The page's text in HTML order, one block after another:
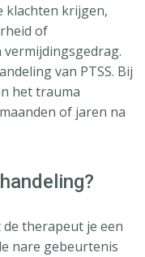
klachten krijgen,
of
van PTSS. Bij
het trauma
of jaren na
therapeut je een
nare gebeurtenis